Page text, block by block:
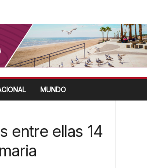
MUNDO
entre ellas 14